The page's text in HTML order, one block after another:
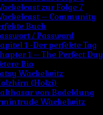
zur Folge 7
– Community
Buch
/ Password
1 -Der perfekte Tag
1 – The Perfect Day
Bio
Wackelwitz
(Holzi)
von Bodeldung
Wackelwitz